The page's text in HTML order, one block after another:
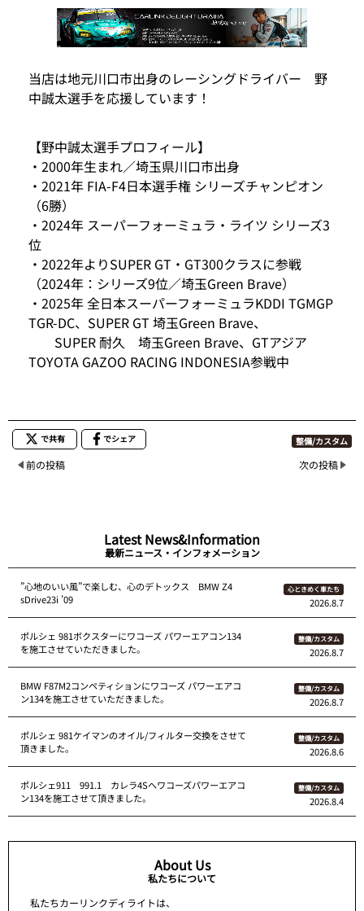
当店は地元川口市出身のレーシングドライバー 野
中誠太選手を応援しています！
【野中誠太選手プロフィール】
・2000年生まれ／埼玉県川口市出身
・2021年 FIA-F4日本選手権 シリーズチャンピオン
（6勝）
・2024年 スーパーフォーミュラ・ライツ シリーズ3
位
・2022年よりSUPER GT・GT300クラスに参戦
（2024年：シリーズ9位／埼玉Green Brave）
・2025年 全日本スーパーフォーミュラKDDI TGMGP
TGR-DC、SUPER GT 埼玉Green Brave、
SUPER 耐久 埼玉Green Brave、GTアジア
TOYOTA GAZOO RACING INDONESIA参戦中
で共有 でシェア 整備/カスタム
前の投稿 次の投稿
Latest News&Information
最新ニュース・インフォメーション
”心地のいい風”で楽しむ、心のデトックス BMW Z4
sDrive23i ’09
心ときめく車たち
2026.8.7
ポルシェ 981ボクスターにワコーズ パワーエアコン134
を施工させていただきました。
整備/カスタム
2026.8.7
BMW F87M2コンペティションにワコーズ パワーエアコ
ン134を施工させていただきました。
整備/カスタム
2026.8.7
ポルシェ 981ケイマンのオイル/フィルター交換をさせて
頂きました。
整備/カスタム
2026.8.6
ポルシェ911 991.1 カレラ4Sへワコーズパワーエアコ
ン134を施工させて頂きました。
整備/カスタム
2026.8.4
About Us
私たちについて
私たちカーリンクディライトは、